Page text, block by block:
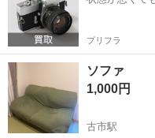
プリフラ
ソファ
1,000円
古市駅